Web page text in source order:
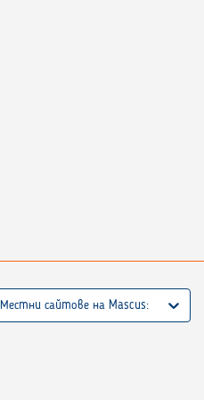
Местни сайтове на Mascus: